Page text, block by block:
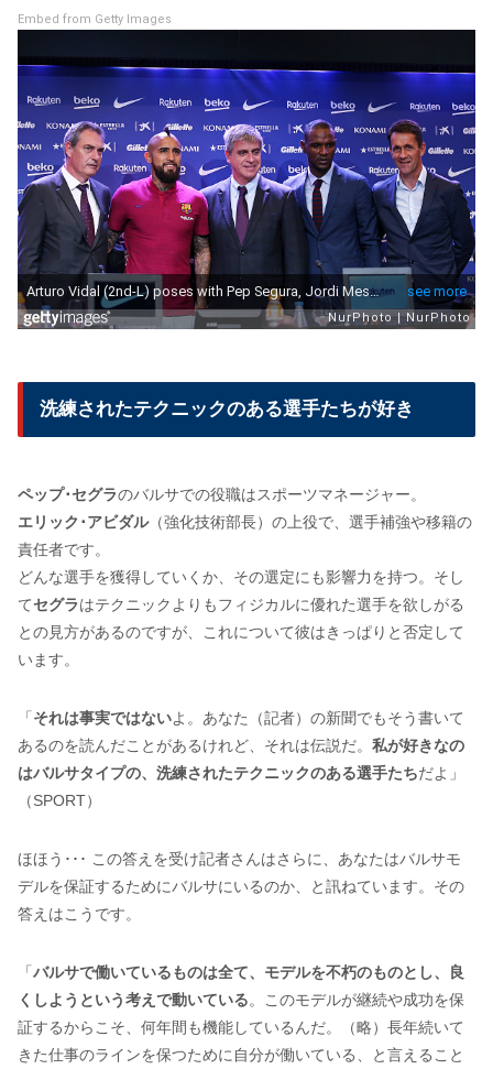
Embed from Getty Images
洗練されたテクニックのある選手たちが好き
ペップ･セグラのバルサでの役職はスポーツマネージャー。
エリック･アビダル（強化技術部長）の上役で、選手補強や移籍の
責任者です。
どんな選手を獲得していくか、その選定にも影響力を持つ。そし
てセグラはテクニックよりもフィジカルに優れた選手を欲しがる
との見方があるのですが、これについて彼はきっぱりと否定して
います。
「 それは事実ではないよ。あなた（記者）の新聞でもそう書いて
あるのを読んだことがあるけれど、それは伝説だ。 私が好きなの
はバルサタイプの、洗練されたテクニックのある選手たちだよ」
（SPORT）
ほほう･･･ この答えを受け記者さんはさらに、あなたはバルサモ
デルを保証するためにバルサにいるのか、と訊ねています。その
答えはこうです。
「 バルサで働いているものは全て、モデルを不朽のものとし、良
くしようという考えで動いている。このモデルが継続や成功を保
証するからこそ、何年間も機能しているんだ。（略）長年続いて
きた仕事のラインを保つために自分が働いている、と言えること